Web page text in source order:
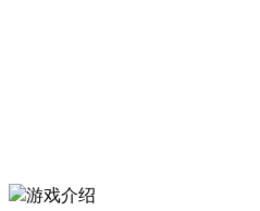
游戏介绍